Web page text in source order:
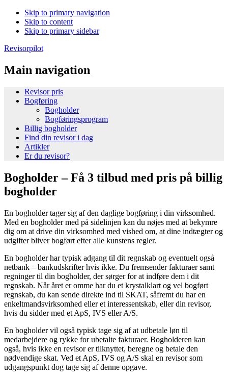
Skip to primary navigation
Skip to content
Skip to primary sidebar
Revisorpilot
Main navigation
Revisor pris
Bogføring
Bogholder
Bogføringsprogram
Billig bogholder
Find din revisor i dag
Artikler
Er du revisor?
Bogholder – Få 3 tilbud med pris på billig
bogholder
En bogholder tager sig af den daglige bogføring i din virksomhed.
Med en bogholder med på sidelinjen kan du nøjes med at bekymre
dig om at drive din virksomhed med vished om, at dine indtægter og
udgifter bliver bogført efter alle kunstens regler.
En bogholder har typisk adgang til dit regnskab og eventuelt også
netbank – bankudskrifter hvis ikke. Du fremsender fakturaer samt
regninger til din bogholder, der sørger for at indføre dem i dit
regnskab. Når året er omme har du et krystalklart og vel bogført
regnskab, du kan sende direkte ind til SKAT, såfremt du har en
enkeltmandsvirksomhed eller et interessentskab, eller din revisor,
hvis du sidder med et ApS, IVS eller A/S.
En bogholder vil også typisk tage sig af at udbetale løn til
medarbejdere og rykke for ubetalte fakturaer. Bogholderen kan
også, hvis ikke en revisor er tilknyttet, beregne og betale den
nødvendige skat. Ved et ApS, IVS og A/S skal en revisor som
udgangspunkt dog tage sig af denne opgave.